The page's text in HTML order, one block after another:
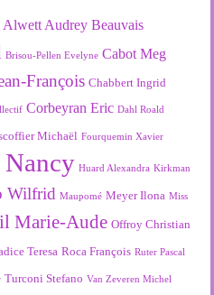
Alwett Audrey Beauvais
Brisou-Pellen Evelyne Cabot Meg
François Chabbert Ingrid
Corbeyran Eric Dahl Roald
Michaël Fourquemin Xavier
Huard Alexandra Kirkman
Wilfrid Maupomé Meyer Ilona Miss
Marie-Aude Offroy Christian
Teresa Roca François Ruter Pascal
Turconi Stefano Van Zeveren Michel